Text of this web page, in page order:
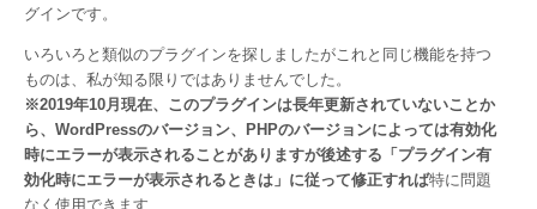
グインです。
いろいろと類似のプラグインを探しましたがこれと同じ機能を持つ
ものは、私が知る限りではありませんでした。
※2019年10月現在、このプラグインは長年更新されていないことか
ら、WordPressのバージョン、PHPのバージョンによっては有効化
時にエラーが表示されることがありますが後述する「プラグイン有
効化時にエラーが表示されるときは」に従って修正すれば特に問題
なく使用できます